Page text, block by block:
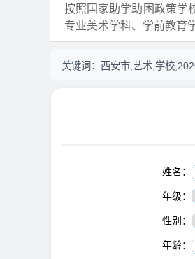
按照国家助学助困政策学
专业美术学科、学前教育
关键词： 西安市,艺术,学校
姓名：
年级：
性别：
年龄：